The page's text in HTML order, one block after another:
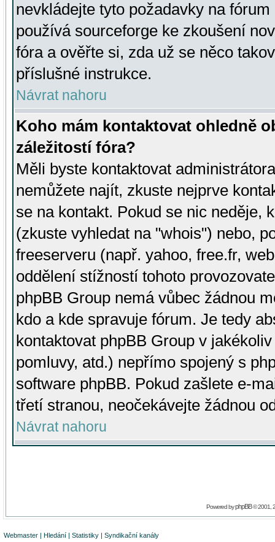
nevkládejte tyto požadavky na
používá sourceforge ke zkoušení
fóra a ověřte si, zda už se něco
příslušné instrukce.
Návrat nahoru
Koho mám kontaktovat ohledně
záležitostí fóra?
Měli byste kontaktovat
nemůžete najít, zkuste nejprve
se na kontakt. Pokud se nic neděje,
(zkuste vyhledat na "whois") nebo,
freeserveru (např. yahoo, free.fr,
oddělení stížností tohoto
phpBB Group nemá vůbec žádnou
kdo a kde spravuje fórum. Je tedy
kontaktovat phpBB Group v
pomluvy, atd.) nepřímo spojený s
software phpBB. Pokud zašlete e-
třetí stranou, neočekávejte žádnou
Návrat nahoru
Powered byphpBB© 2001,
Webmaster | Hledání | Statistiky | Syndikační kanály